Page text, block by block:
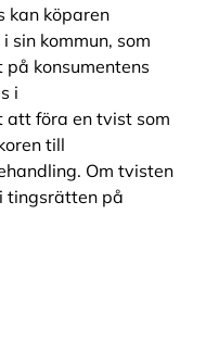
kan köparen
sin kommun, som
konsumentens
i
att föra en tvist som
till
Om tvisten
tingsrätten på